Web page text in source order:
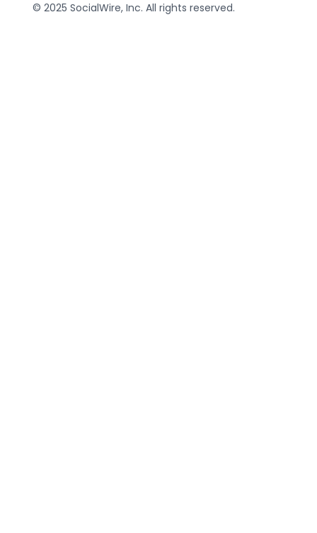
© 2025 SocialWire, Inc. All rights reserved.